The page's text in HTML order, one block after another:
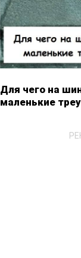
Для чего на
маленькие